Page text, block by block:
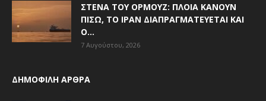
ΣΤΕΝΆ ΤΟΥ ΟΡΜΟΎΖ: ΠΛΟΊΑ ΚΆΝΟΥΝ
ΠΊΣΩ, ΤΟ ΙΡΆΝ ΔΙΑΠΡΑΓΜΑΤΕΎΕΤΑΙ ΚΑΙ
Ο...
7 Αυγούστου, 2026
ΔΗΜΟΦΙΛΗ ΑΡΘΡΑ